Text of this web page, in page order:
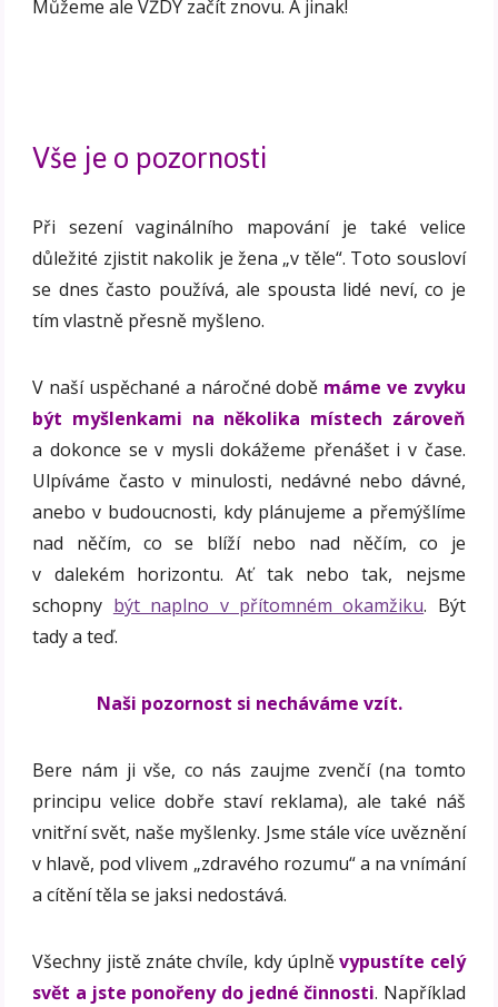
Můžeme ale VŽDY začít znovu. A jinak!
Vše je o pozornosti
Při sezení vaginálního mapování je také velice
důležité zjistit nakolik je žena „v těle“. Toto sousloví
se dnes často používá, ale spousta lidé neví, co je
tím vlastně přesně myšleno.
V naší uspěchané a náročné době máme ve zvyku
být myšlenkami na několika místech zároveň
a dokonce se v mysli dokážeme přenášet i v čase.
Ulpíváme často v minulosti, nedávné nebo dávné,
anebo v budoucnosti, kdy plánujeme a přemýšlíme
nad něčím, co se blíží nebo nad něčím, co je
v dalekém horizontu. Ať tak nebo tak, nejsme
schopny být naplno v přítomném okamžiku. Být
tady a teď.
Naši pozornost si necháváme vzít.
Bere nám ji vše, co nás zaujme zvenčí (na tomto
principu velice dobře staví reklama), ale také náš
vnitřní svět, naše myšlenky. Jsme stále více uvěznění
v hlavě, pod vlivem „zdravého rozumu“ a na vnímání
a cítění těla se jaksi nedostává.
Všechny jistě znáte chvíle, kdy úplněvypustíte celý
svět a jste ponořeny do jedné činnosti. Například